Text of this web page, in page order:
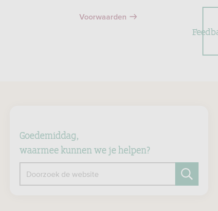
Voorwaarden
Goedemiddag,
waarmee kunnen we je helpen?
Doorzoek de website